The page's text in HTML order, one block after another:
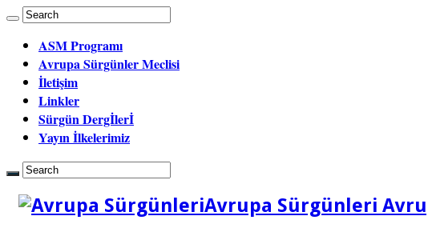
ASM Programı
Avrupa Sürgünler Meclisi
İletişim
Linkler
Sürgün Dergİlerİ
Yayın İlkelerimiz
Avrupa Sürgünleri